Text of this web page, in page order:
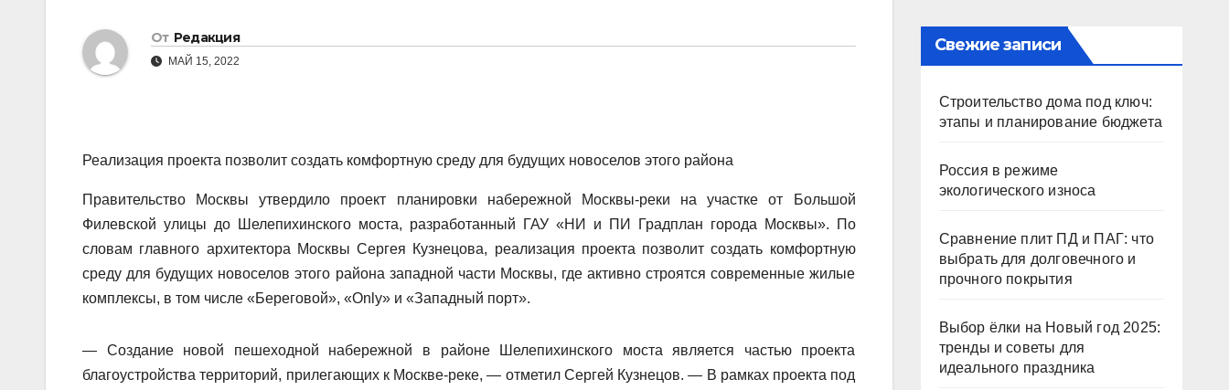
От Редакция
МАЙ 15, 2022
Реализация проекта позволит создать комфортную среду для будущих новоселов этого района
Правительство Москвы утвердило проект планировки набережной Москвы-реки на участке от Большой
Филевской улицы до Шелепихинского моста, разработанный ГАУ «НИ и ПИ Градплан города Москвы». По
словам главного архитектора Москвы Сергея Кузнецова, реализация проекта позволит создать комфортную
среду для будущих новоселов этого района западной части Москвы, где активно строятся современные жилые
комплексы, в том числе «Береговой», «Only» и «Западный порт».
— Создание новой пешеходной набережной в районе Шелепихинского моста является частью проекта
благоустройства территорий, прилегающих к Москве-реке, — отметил Сергей Кузнецов. — В рамках проекта под
Свежие записи
Строительство дома под ключ:
этапы и планирование бюджета
Россия в режиме
экологического износа
Сравнение плит ПД и ПАГ: что
выбрать для долговечного и
прочного покрытия
Выбор ёлки на Новый год 2025:
тренды и советы для
идеального праздника